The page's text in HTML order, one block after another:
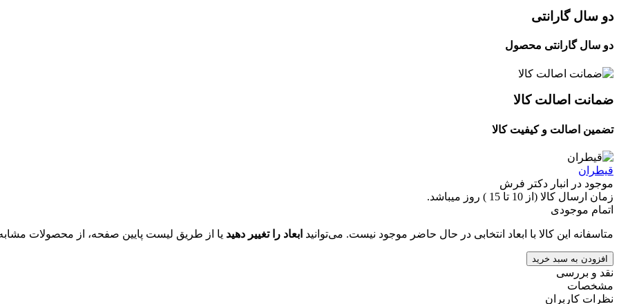
دو سال گارانتی
دو سال گارانتی محصول
ضمانت اصالت کالا
تضمین اصالت و کیفیت کالا
قیطران
موجود در انبار دکتر فرش
زمان ارسال کالا (از 10 تا 15 ) روز میباشد.
اتمام موجودی
متاسفانه این کالا با ابعاد انتخابی در حال حاضر موجود نیست. می‌توانید ابعاد را تغییر دهید یا از طریق لیست پایین صفحه، از محصولات مشابه
افزودن به سبد خرید
نقد و بررسی
مشخصات
نظرات کاربران